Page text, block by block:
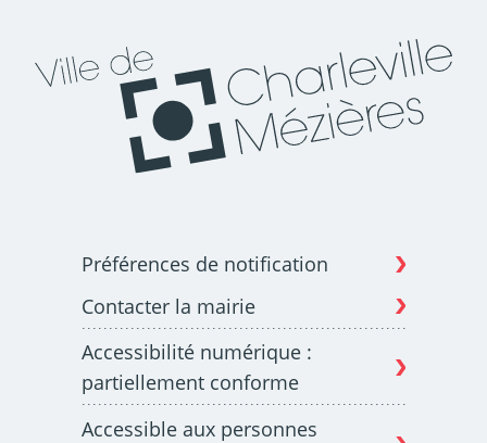
Préférences de notification
Contacter la mairie
Accessibilité numérique :
partiellement conforme
Accessible aux personnes